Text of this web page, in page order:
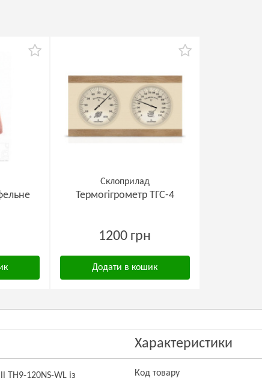
Склоприлад
Термогігрометр ТГС-4
1200 грн
Додати в кошик
120NS-WL із
Характеристики
Код товару